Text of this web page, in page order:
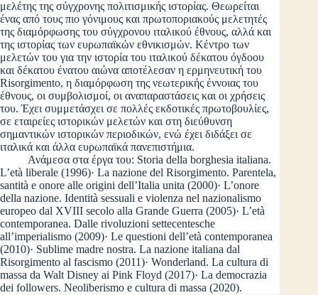
μελέτης της σύγχρονης πολιτισμικής ιστορίας. Θεωρείται
ένας από τους πιο γόνιμους και πρωτοποριακούς μελετητές
της διαμόρφωσης του σύγχρονου ιταλικού έθνους, αλλά και
της ιστορίας των ευρωπαϊκών εθνικισμών. Κέντρο των
μελετών του για την ιστορία του ιταλικού δέκατου όγδοου
και δέκατου ένατου αιώνα αποτέλεσαν η ερμηνευτική του
Risorgimento, η διαμόρφωση της νεωτερικής έννοιας του
έθνους, οι συμβολισμοί, οι αναπαραστάσεις και οι χρήσεις
του. Έχει συμμετάσχει σε πολλές εκδοτικές πρωτοβουλίες,
σε εταιρείες ιστορικών μελετών και στη διεύθυνση
σημαντικών ιστορικών περιο­δικών, ενώ έχει διδάξει σε
ιταλικά και άλλα ευρωπαϊκά πανεπιστήμια.
Ανάμεσα στα έργα του: Storia della borghesia italiana.
L’età liberale (1996)· La nazione del Risorgimento. Parentela,
santità e onore alle origini dell’Italia unita (2000)· L’onore
della nazione. Identità sessuali e violenza nel nazionalismo
europeo dal XVIII secolo alla Grande Guerra (2005)· L’età
contemporanea. Dalle rivoluzioni settecentesche
all’imperialismo (2009)· Le questioni dell’età contemporanea
(2010)· Sublime madre nostra. La nazione italiana dal
Risorgimento al fascismo (2011)· Wonderland. La cultura di
massa da Walt Disney ai Pink Floyd (2017)· La democrazia
dei followers. Neoliberismo e cultura di massa (2020).